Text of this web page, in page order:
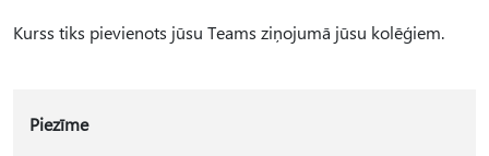
Kurss tiks pievienots jūsu Teams ziņojumā jūsu kolēģiem.
Piezīme